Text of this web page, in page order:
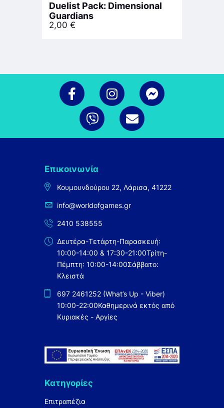
Duelist Pack: Dimensional
Guardians
2,00 €
Επικοινωνία
Κουμουνδούρου 22, Λάρισα, 41222
info@worldofgames.gr
2410 538555
Δευτέρα-Τετάρτη-Παρασκευή:
10:00-14:00 & 17:30-21:00Τρίτη-
Πέμπτη: 10:00-14:00Σάββατο:
Κλειστά
697 2461252 (What’s Up - Viber)
10:00-22:00Καθημερινά εκτός από
Κυριακές - Αργίες
Κατηγορίες
Επιτραπέζια